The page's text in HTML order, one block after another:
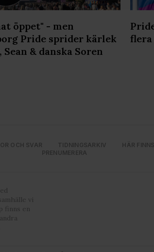
vår webbplats.
öppet" - men
Pride sprider kärlek
Sean & danska Soren
OCH SVAR TIDNINGSARKIV HÄR
PRENUMERERA
vi
finns en